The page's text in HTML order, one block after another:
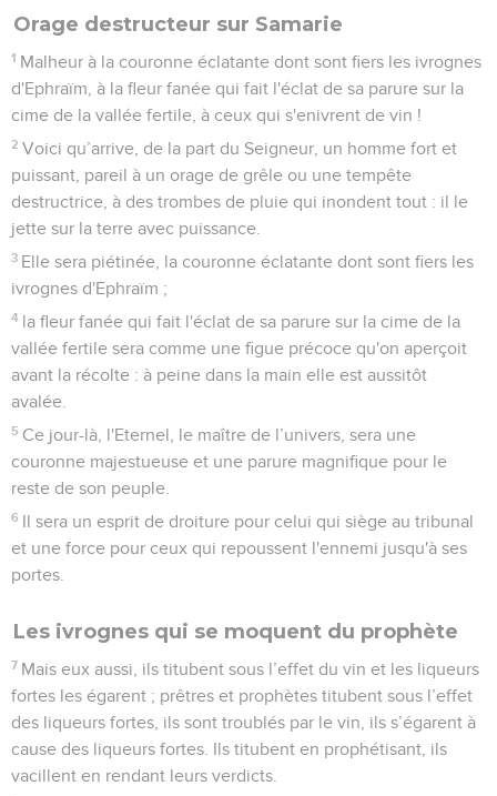
Orage destructeur sur Samarie
1 Malheur à la couronne éclatante dont sont fiers les ivrognes
d'Ephraïm, à la fleur fanée qui fait l'éclat de sa parure sur la
cime de la vallée fertile, à ceux qui s'enivrent de vin !
2 Voici qu’arrive, de la part du Seigneur, un homme fort et
puissant, pareil à un orage de grêle ou une tempête
destructrice, à des trombes de pluie qui inondent tout : il le
jette sur la terre avec puissance.
3 Elle sera piétinée, la couronne éclatante dont sont fiers les
ivrognes d'Ephraïm ;
4 la fleur fanée qui fait l'éclat de sa parure sur la cime de la
vallée fertile sera comme une figue précoce qu'on aperçoit
avant la récolte : à peine dans la main elle est aussitôt
avalée.
5 Ce jour-là, l'Eternel, le maître de l’univers, sera une
couronne majestueuse et une parure magnifique pour le
reste de son peuple.
6 Il sera un esprit de droiture pour celui qui siège au tribunal
et une force pour ceux qui repoussent l'ennemi jusqu'à ses
portes.
Les ivrognes qui se moquent du prophète
7 Mais eux aussi, ils titubent sous l’effet du vin et les liqueurs
fortes les égarent ; prêtres et prophètes titubent sous l’effet
des liqueurs fortes, ils sont troublés par le vin, ils s’égarent à
cause des liqueurs fortes. Ils titubent en prophétisant, ils
vacillent en rendant leurs verdicts.